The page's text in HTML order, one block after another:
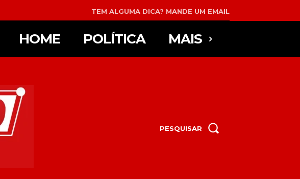
TEM ALGUMA DICA? MANDE UM EMAIL
HOME POLÍTICA MAIS
PESQUISAR